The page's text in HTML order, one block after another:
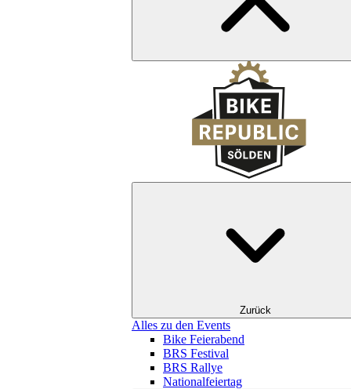
Zurück
Alles zu den Events
Bike Feierabend
BRS Festival
BRS Rallye
Nationalfeiertag